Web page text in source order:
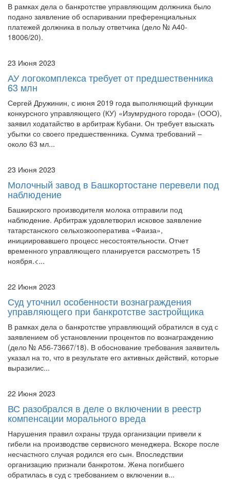
В рамках дела о банкротстве управляющим должника было
подано заявление об оспаривании преференциальных
платежей должника в пользу ответчика (дело № А40-
18006/20).
23 Июня 2023
АУ логокомплекса требует от предшественника
63 млн
Сергей Дружинин, с июня 2019 года выполняющий функции
конкурсного управляющего (КУ) «Изумрудного города» (ООО),
заявил ходатайство в арбитраж Кубани. Он требует взыскать
убытки со своего предшественника. Сумма требований –
около 63 мл...
23 Июня 2023
Молочный завод в Башкортостане перевели под
наблюдение
Башкирского производителя молока отправили под
наблюдение. Арбитраж удовлетворил исковое заявление
татарстанского сельхозкооператива «Фаиза»,
инициировавшего процесс несостоятельности. Отчет
временного управляющего планируется рассмотреть 15
ноября.<...
22 Июня 2023
Суд уточнил особенности вознаграждения
управляющего при банкротстве застройщика
В рамках дела о банкротстве управляющий обратился в суд с
заявлением об установлении процентов по вознаграждению
(дело № А56-73667/18). В обоснование требования заявитель
указал на то, что в результате его активных действий, которые
выразилис...
22 Июня 2023
ВС разобрался в деле о включении в реестр
компенсации морального вреда
Нарушения правил охраны труда организации привели к
гибели на производстве сервисного менеджера. Вскоре после
несчастного случая родился его сын. Впоследствии
организацию признали банкротом. Жена погибшего
обратилась в суд с требованием о включении в...